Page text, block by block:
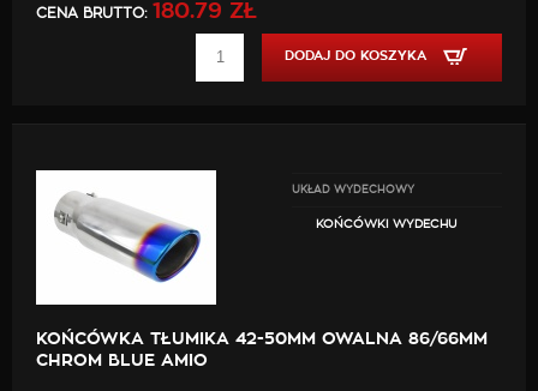
CENA BRUTTO: 180.79 ZŁ
DODAJ DO KOSZYKA
UKŁAD WYDECHOWY
KOŃCÓWKI WYDECHU
KOŃCÓWKA TŁUMIKA 42-50MM OWALNA 86/66MM
CHROM BLUE AMIO